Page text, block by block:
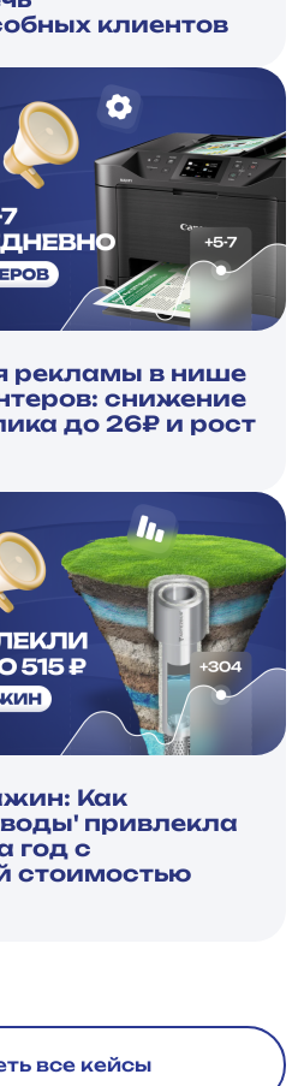
клиентов
рекламы в нише
снижение
до 26₽ и рост
Как
привлекла
год с
стоимостью
все кейсы